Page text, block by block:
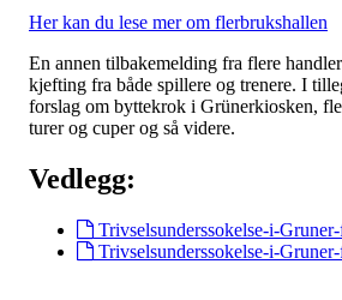
Her kan du lese mer om flerbrukshallen
En annen tilbakemelding fra flere
kjefting fra både spillere og trenere. I
forslag om byttekrok i Grünerkiosken,
turer og cuper og så videre.
Vedlegg:
Trivselsunderssokelse-i-
Trivselsunderssokelse-i-